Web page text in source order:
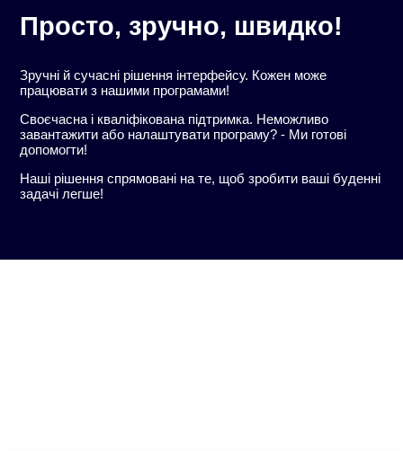
Просто, зручно, швидко!
Зручні й сучасні рішення інтерфейсу. Кожен може
працювати з нашими програмами!
Своєчасна і кваліфікована підтримка. Неможливо
завантажити або налаштувати програму? - Ми готові
допомогти!
Наші рішення спрямовані на те, щоб зробити ваші буденні
задачі легше!